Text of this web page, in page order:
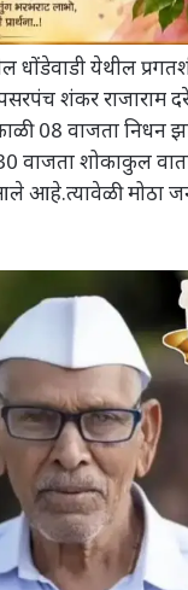
धोंडेवाडी येथील
शंकर राजाराम
08 वाजता निधन
वाजता शोकाकुल
आहे.त्यावेळी मोठा